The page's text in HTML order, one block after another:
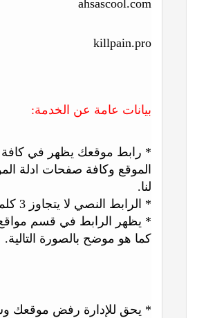
ahsascool.com
killpain.pro
بيانات عامة عن الخدمة:
* رابط موقعك يظهر في
الموقع وكافة صفحات ادلة
لنا.
* الرابط النصي لا يتجاوز 3 كلمات.
* يظهر الرابط في قسم
كما هو موضح بالصورة التالية.
* يحق للإدارة رفض موقعك